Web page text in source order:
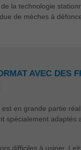
la technologie
de mèches à
AVEC DES
est en grande partie
spécialement adaptés
difficiles à usiner,